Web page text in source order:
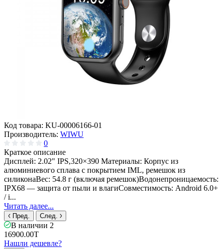
Код товара: KU-00006166-01
Производитель: WIWU
0
Краткое описание
Дисплей: 2.02" IPS,320×390 Материалы: Корпус из
алюминиевого сплава с покрытием IML, ремешок из
силиконаВес: 54.8 г (включая ремешок)Водонепроницаемость:
IPX68 — защита от пыли и влагиСовместимость: Android 6.0+
/ i...
Читать далее...
Пред. След.
В наличии 2
16900.00T
Нашли дешевле?